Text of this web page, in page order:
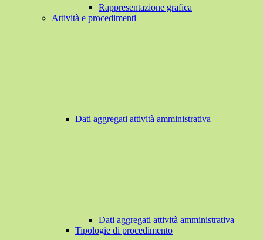
Rappresentazione grafica
Attività e procedimenti
Dati aggregati attività amministrativa
Dati aggregati attività amministrativa
Tipologie di procedimento